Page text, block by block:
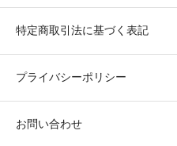
特定商取引法に基づく表記
プライバシーポリシー
お問い合わせ